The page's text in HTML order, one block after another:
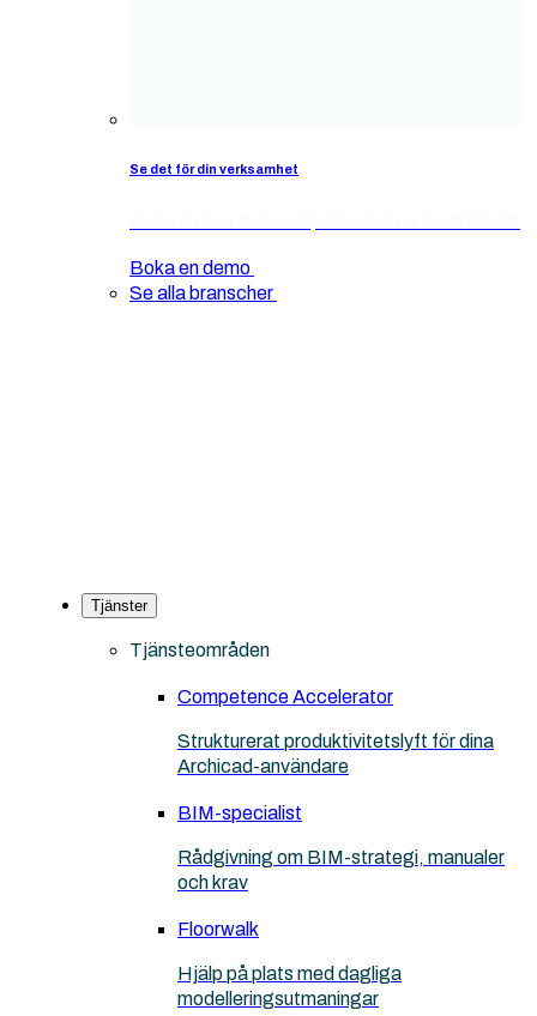
Se det för din verksamhet
Boka en demo
Se alla branscher
Tjänster
Tjänsteområden
Competence Accelerator
Strukturerat produktivitetslyft för dina
Archicad-användare
BIM-specialist
Rådgivning om BIM-strategi, manualer
och krav
Floorwalk
Hjälp på plats med dagliga
modelleringsutmaningar